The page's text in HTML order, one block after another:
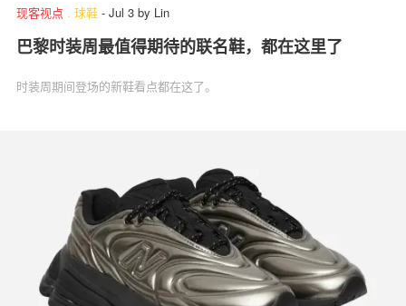
现客视点 . 球鞋 - Jul 3 by Lin
巴黎时装周最值得期待的联名鞋，都在这里了
时装周期间登场的新鞋看点都在这了。